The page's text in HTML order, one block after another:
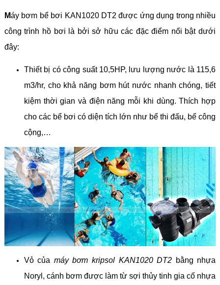
Máy bơm bể bơi KAN1020 DT2 được ứng dụng trong nhiều
công trình hồ bơi là bởi sở hữu các đặc điểm nổi bật dưới
đây:
Thiết bị có công suất 10,5HP, lưu lượng nước là 115,6
m3/hr, cho khả năng bơm hút nước nhanh chóng, tiết
kiệm thời gian và điện năng mỗi khi dùng. Thích hợp
cho các bể bơi có diện tích lớn như bể thi đấu, bể công
cộng,…
Vỏ của máy bơm kripsol KAN1020 DT2 bằng nhựa
Noryl, cánh bơm được làm từ sợi thủy tinh gia cố nhựa